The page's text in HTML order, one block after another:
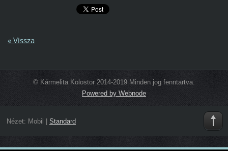
« Vissza
© Kármelita Kolostor 2014-2019 Minden jog fenntartva.
Powered by Webnode
Nézet: Mobil Standard